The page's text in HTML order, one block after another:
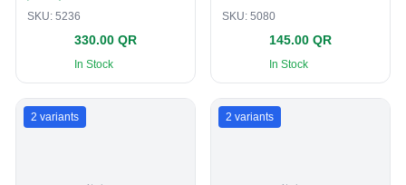
SKU: 5236
330.00 QR
In Stock
SKU: 5080
145.00 QR
In Stock
2 variants 2 variants